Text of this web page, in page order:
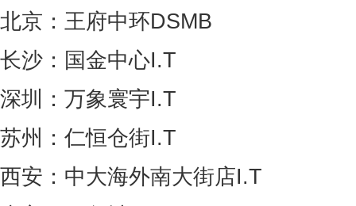
北京：王府中环DSMB
长沙：国金中心I.T
深圳：万象寰宇I.T
苏州：仁恒仓街I.T
西安：中大海外南大街店I.T